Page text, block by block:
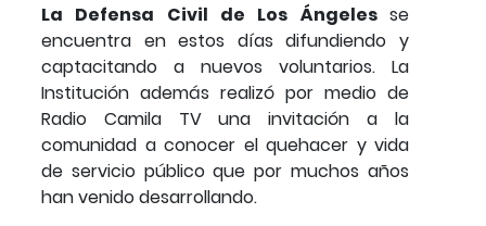
La Defensa Civil de Los Ángeles se
encuentra en estos días difundiendo y
captacitando a nuevos voluntarios. La
Institución además realizó por medio de
Radio Camila TV una invitación a la
comunidad a conocer el quehacer y vida
de servicio público que por muchos años
han venido desarrollando.